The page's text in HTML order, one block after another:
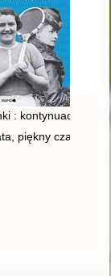
: kontynuacja :
piękny czas...